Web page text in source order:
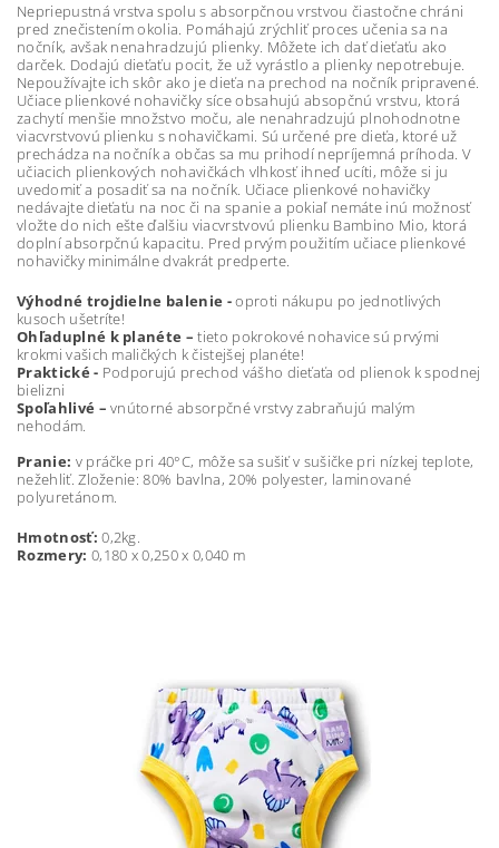
Nepriepustná vrstva spolu s absorpčnou vrstvou čiastočne chráni
pred znečistením okolia. Pomáhajú zrýchliť proces učenia sa na
nočník, avšak nenahradzujú plienky. Môžete ich dať dieťaťu ako
darček. Dodajú dieťaťu pocit, že už vyrástlo a plienky nepotrebuje.
Nepoužívajte ich skôr ako je dieťa na prechod na nočník pripravené.
Učiace plienkové nohavičky síce obsahujú absopčnú vrstvu, ktorá
zachytí menšie množstvo moču, ale nenahradzujú plnohodnotne
viacvrstvovú plienku s nohavičkami. Sú určené pre dieťa, ktoré už
prechádza na nočník a občas sa mu prihodí nepríjemná príhoda. V
učiacich plienkových nohavičkách vlhkosť ihneď ucíti, môže si ju
uvedomiť a posadiť sa na nočník. Učiace plienkové nohavičky
nedávajte dieťaťu na noc či na spanie a pokiaľ nemáte inú možnosť
vložte do nich ešte ďalšiu viacvrstvovú plienku Bambino Mio, ktorá
doplní absorpčnú kapacitu. Pred prvým použitím učiace plienkové
nohavičky minimálne dvakrát predperte.
Výhodné trojdielne balenie -oproti nákupu po jednotlivých
kusoch ušetríte!
Ohľaduplné k planéte – tieto pokrokové nohavice sú prvými
krokmi vašich maličkých k čistejšej planéte!
Praktické - Podporujú prechod vášho dieťaťa od plienok k spodnej
bielizni
Spoľahlivé – vnútorné absorpčné vrstvy zabraňujú malým
nehodám.
Pranie: v práčke pri 40°C, môže sa sušiť v sušičke pri nízkej teplote,
nežehliť. Zloženie: 80% bavlna, 20% polyester, laminované
polyuretánom.
Hmotnosť: 0,2kg.
Rozmery: 0,180 x 0,250 x 0,040 m